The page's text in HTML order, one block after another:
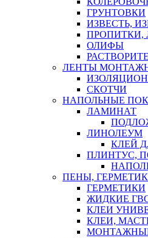
ГРУНТОВКИ
ИЗВЕСТЬ,
ПРОПИТКИ,
ОЛИФЫ
ЛЕНТЫ
СКОТЧИ
НАПОЛЬНЫЕ
ЛАМИНАТ
ЛИНОЛЕУМ
КЛЕЙ
ПЛИНТУС,
ПЕНЫ,
ГЕРМЕТИКИ
ЖИДКИЕ
КЛЕИ
КЛЕИ,